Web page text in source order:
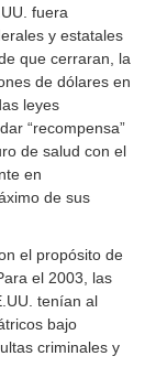
fuera
y estatales
que cerraran, la
de dólares en
leyes
“recompensa”
de salud con el
en
de sus
el propósito de
el 2003, las
tenían al
bajo
criminales y